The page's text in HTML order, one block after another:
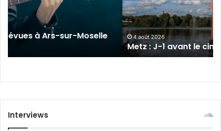
Moselle
le
cinéma
plein
air
Plan
4 août 2026
Metz : J-1 avant le cinéma plein air au
Interviews